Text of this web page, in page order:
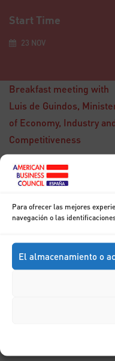
Para ofrecer las mejores
navegación o las
El almacenamiento o
Start Time
23 NOV
Breakfast meeting with
Luis de Guindos,
of Economy, Industry
Competitiveness